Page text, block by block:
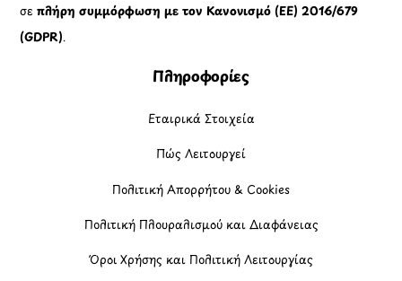
σεπλήρη συμμόρφωση με τον Κανονισμό (ΕΕ) 2016/679
(GDPR).
Πληροφορίες
Εταιρικά Στοιχεία
Πώς Λειτουργεί
Πολιτική Απορρήτου & Cookies
Πολιτική Πλουραλισμού και Διαφάνειας
Όροι Χρήσης και Πολιτική Λειτουργίας